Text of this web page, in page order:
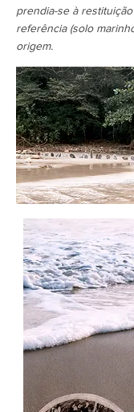
prendia-se à
referência (solo
origem.